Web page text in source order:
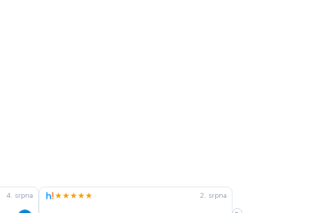
4. srpna ★★★★★ 2. srpna